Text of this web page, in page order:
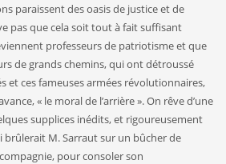
paraissent des oasis de justice et de
pas que cela soit tout à fait suffisant
professeurs de patriotisme et que
de grands chemins, qui ont détroussé
et ces fameuses armées révolutionnaires,
« le moral de l’arrière ». On rêve d’une
supplices inédits, et rigoureusement
brûlerait M. Sarraut sur un bûcher de
pour consoler son